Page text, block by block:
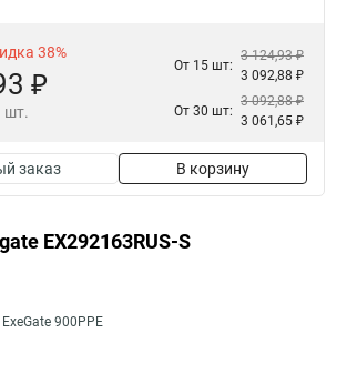
38%
₽
шт.
От 15 шт:
3 124,93 ₽
3 092,88 ₽
От 30 шт:
3 092,88 ₽
3 061,65 ₽
заказ В корзину
EX292163RUS-S
900PPE